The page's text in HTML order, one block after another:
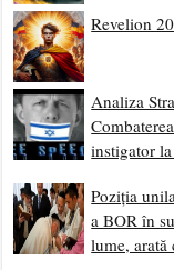
Revelion
Analiza
instigator
Poziția
a BOR în
lume, arată